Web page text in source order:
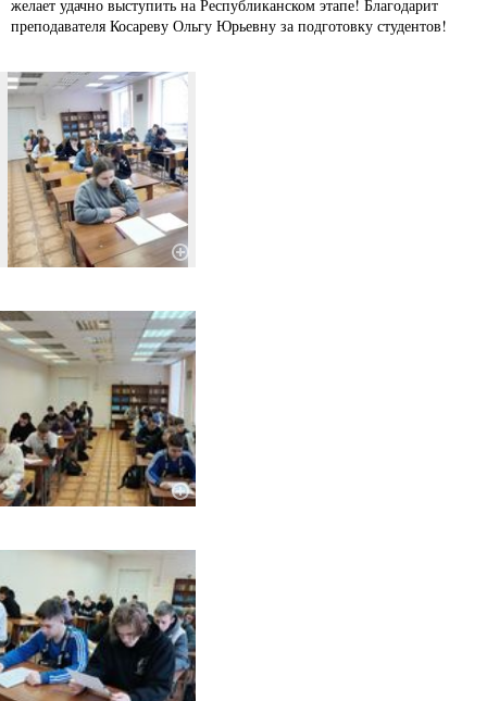
желает удачно выступить на Республиканском этапе! Благодарит
преподавателя Косареву Ольгу Юрьевну за подготовку студентов!